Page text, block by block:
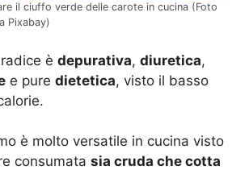
il ciuffo verde delle carote in cucina (Foto
Pixabay)
è depurativa, diuretica,
e pure dietetica, visto il basso
è molto versatile in cucina visto
consumata sia cruda che cotta